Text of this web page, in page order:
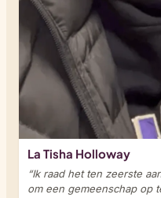
La Tisha Holloway
“Ik raad het ten zeerste
om een gemeenschap op